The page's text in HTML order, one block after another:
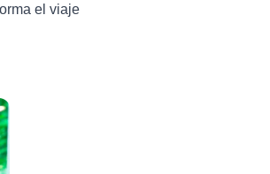
el viaje